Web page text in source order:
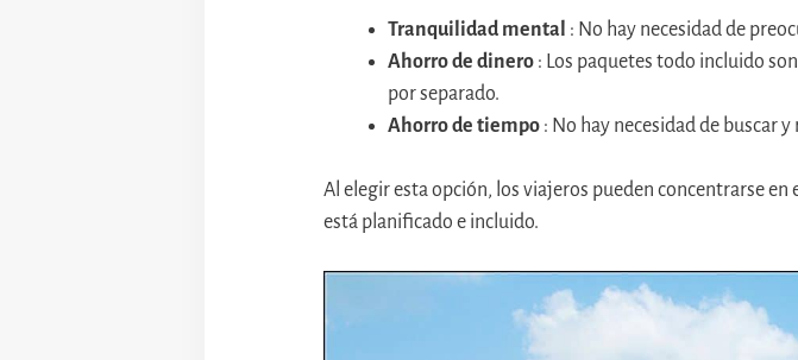
Tranquilidad mental : No hay necesidad de
Ahorro de dinero : Los paquetes todo incluido
por separado.
Ahorro de tiempo : No hay necesidad de buscar
Al elegir esta opción, los viajeros pueden concentrarse
está planificado e incluido.